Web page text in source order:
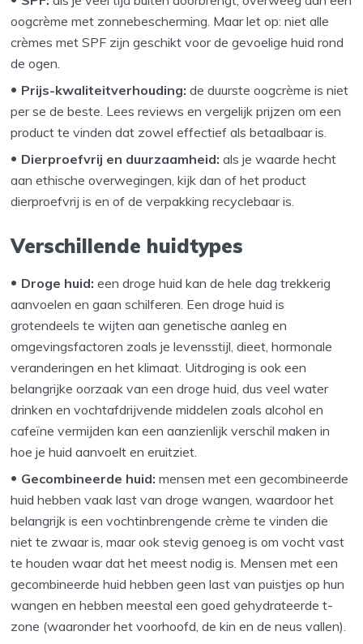
oogcrème met zonnebescherming. Maar let op: niet alle
crèmes met SPF zijn geschikt voor de gevoelige huid rond
de ogen.
Prijs-kwaliteitverhouding: de duurste oogcrème is niet
per se de beste. Lees reviews en vergelijk prijzen om een
product te vinden dat zowel effectief als betaalbaar is.
Dierproefvrij en duurzaamheid:als je waarde hecht
aan ethische overwegingen, kijk dan of het product
dierproefvrij is en of de verpakking recyclebaar is.
Verschillende huidtypes
Droge huid: een droge huid kan de hele dag trekkerig
aanvoelen en gaan schilferen. Een droge huid is
grotendeels te wijten aan genetische aanleg en
omgevingsfactoren zoals je levensstijl, dieet, hormonale
veranderingen en het klimaat. Uitdroging is ook een
belangrijke oorzaak van een droge huid, dus veel water
drinken en vochtafdrijvende middelen zoals alcohol en
cafeïne vermijden kan een aanzienlijk verschil maken in
hoe je huid aanvoelt en eruitziet.
Gecombineerde huid:mensen met een gecombineerde
huid hebben vaak last van droge wangen, waardoor het
belangrijk is een vochtinbrengende crème te vinden die
niet te zwaar is, maar ook stevig genoeg is om vocht vast
te houden waar dat het meest nodig is. Mensen met een
gecombineerde huid hebben geen last van puistjes op hun
wangen en hebben meestal een goed gehydrateerde t-
zone (waaronder het voorhoofd, de kin en de neus vallen).